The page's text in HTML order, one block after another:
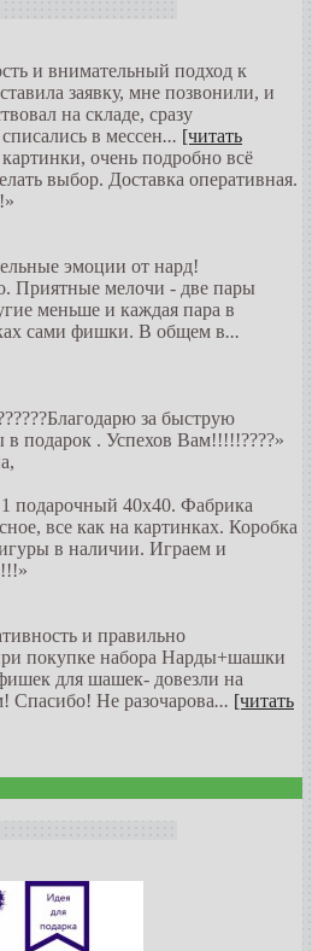
и внимательный подход к
заявку, мне позвонили, и
на складе, сразу
в мессен... [читать
очень подробно всё
выбор. Доставка оперативная.
»
эмоции от нард!
Приятные мелочи - две пары
меньше и каждая пара в
сами фишки. В общем в...
за быструю
в подарок . Успехов Вам!!!!!????»
,
подарочный 40х40. Фабрика
все как на картинках. Коробка
в наличии. Играем и
и правильно
покупке набора Нарды+шашки
для шашек- довезли на
Спасибо! Не разочарова... [читать